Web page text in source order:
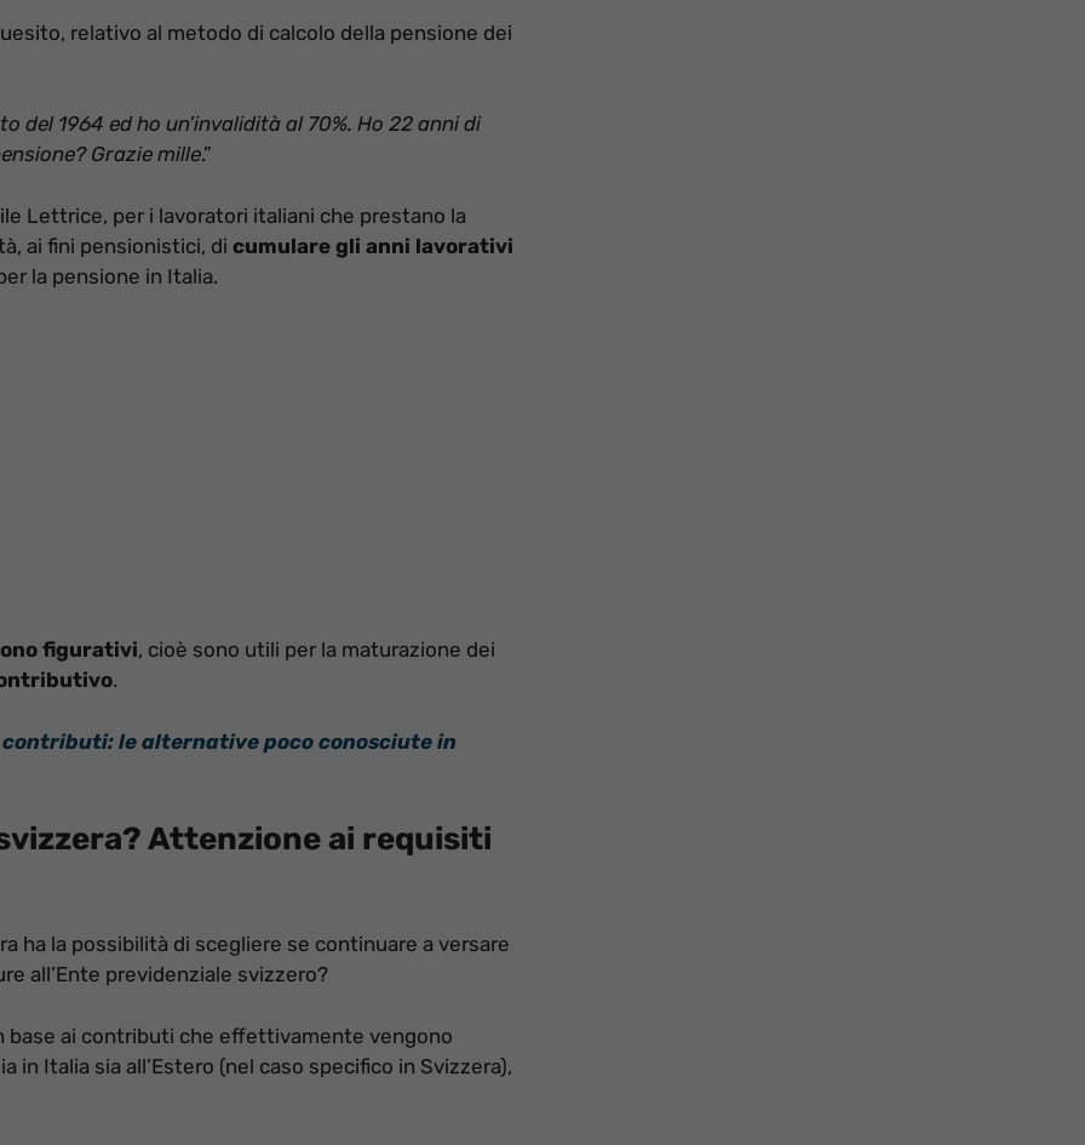
relativo al metodo di calcolo della pensione dei
del 1964 ed ho un’invalidità al 70%. Ho 22 anni di
Grazie mille.”
Lettrice, per i lavoratori italiani che prestano la
ai fini pensionistici, di cumulare gli anni lavorativi
la pensione in Italia.
figurativi, cioè sono utili per la maturazione dei
.
contributi: le alternative poco conosciute in
Attenzione ai requisiti
ha la possibilità di scegliere se continuare a versare
all’Ente previdenziale svizzero?
base ai contributi che effettivamente vengono
Italia sia all’Estero (nel caso specifico in Svizzera),